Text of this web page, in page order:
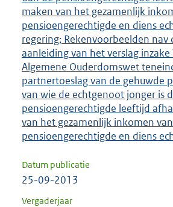
maken van het gezamenlijk
pensioengerechtigde en diens
regering; Rekenvoorbeelden nav
aanleiding van het verslag
Algemene Ouderdomswet
partnertoeslag van de gehuwde
van wie de echtgenoot jonger is
pensioengerechtigde leeftijd
van het gezamenlijk inkomen
pensioengerechtigde en diens
Datum publicatie
25-09-2013
Vergaderjaar